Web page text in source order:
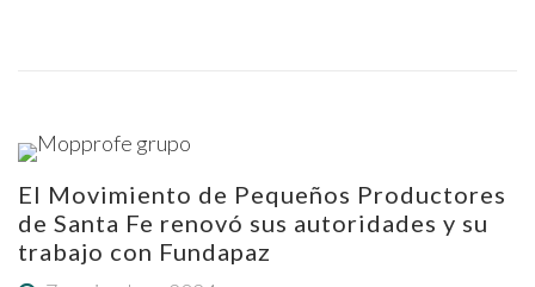
El Movimiento de Pequeños Productores
de Santa Fe renovó sus autoridades y su
trabajo con Fundapaz